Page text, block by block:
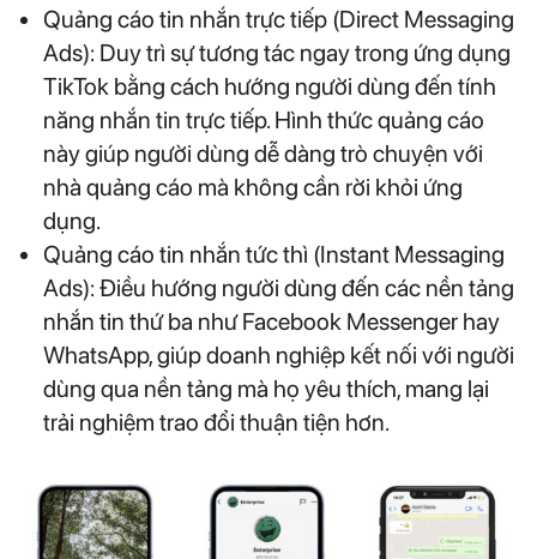
Quảng cáo tin nhắn trực tiếp (Direct Messaging
Ads): Duy trì sự tương tác ngay trong ứng dụng
TikTok bằng cách hướng người dùng đến tính
năng nhắn tin trực tiếp. Hình thức quảng cáo
này giúp người dùng dễ dàng trò chuyện với
nhà quảng cáo mà không cần rời khỏi ứng
dụng.
Quảng cáo tin nhắn tức thì (Instant Messaging
Ads): Điều hướng người dùng đến các nền tảng
nhắn tin thứ ba như Facebook Messenger hay
WhatsApp, giúp doanh nghiệp kết nối với người
dùng qua nền tảng mà họ yêu thích, mang lại
trải nghiệm trao đổi thuận tiện hơn.